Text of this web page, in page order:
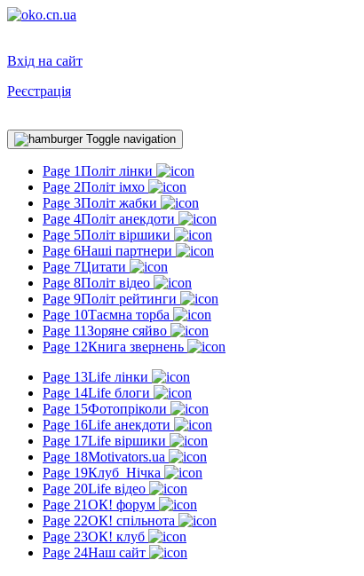
Вхід на сайт
Реєстрація
Toggle navigation
Page 1Політ лінки
Page 2Політ імхо
Page 3Політ жабки
Page 4Політ анекдоти
Page 5Політ віршики
Page 6Наші партнери
Page 7Цитати
Page 8Політ відео
Page 9Політ рейтинги
Page 10Таємна торба
Page 11Зоряне сяйво
Page 12Книга звернень
Page 13Life лінки
Page 14Life блоги
Page 15Фотопріколи
Page 16Life анекдоти
Page 17Life віршики
Page 18Motivators.ua
Page 19Клуб_Нічка
Page 20Life відео
Page 21ОК! форум
Page 22ОК! спільнота
Page 23ОК! клуб
Page 24Наш сайт